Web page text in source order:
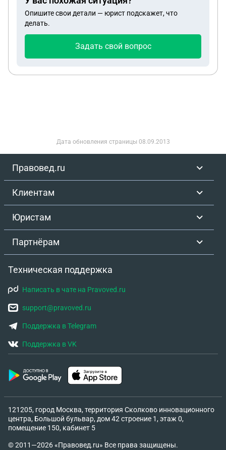
сын будет бездействовать? Могут ли внуки
вступить в наследство за место сына?
Опишите свои детали — юрист подскажет, что
делать.
Задать свой вопрос
Дата обновления страницы 08.09.2013
Правовед.ru
Клиентам
Юристам
Партнёрам
Техническая поддержка
Написать в чате на Pravoved.ru
support@pravoved.ru
Поддержка в Telegram
Поддержка в VK
121205, город Москва, территория Сколково инновационного
центра, Большой бульвар, дом 42 строение 1, этаж 0,
помещение 150, кабинет 5
© 2011—2026 «Правовед.ru» Все права защищены.